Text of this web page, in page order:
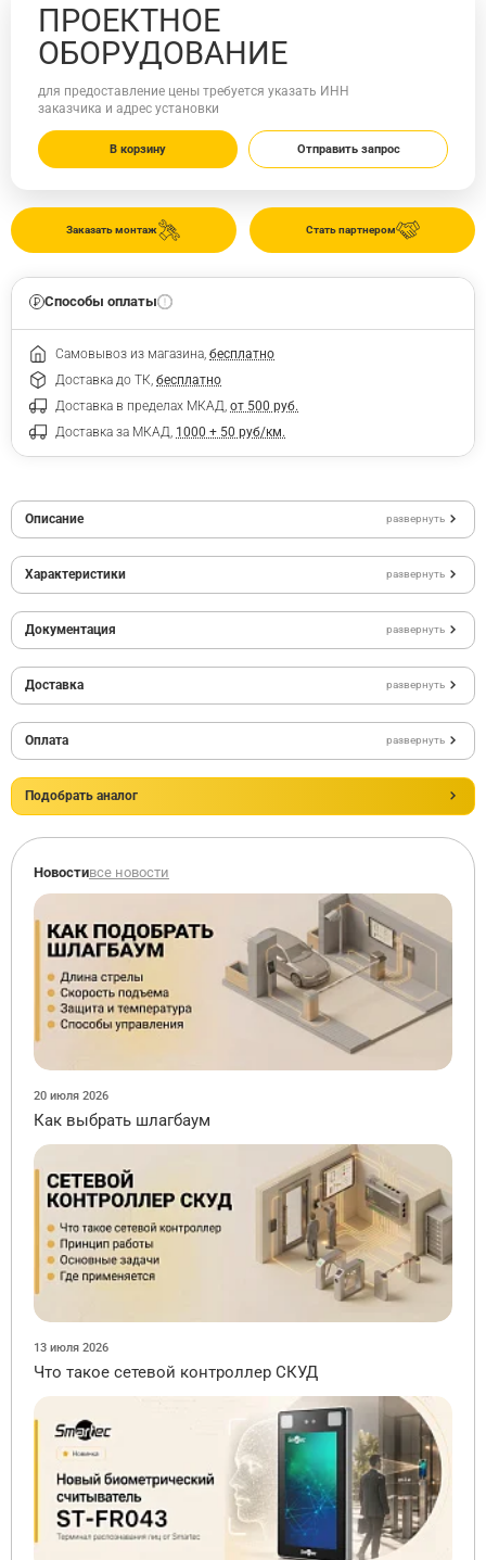
Стать партнером
Заказать монтаж
ПРОЕКТНОЕ
ОБОРУДОВАНИЕ
для предоставление цены требуется указать ИНН
заказчика и адрес установки
В корзину Отправить запрос
Способы оплаты
Самовывоз из магазина, бесплатно
Доставка до ТК, бесплатно
Доставка в пределах МКАД, от 500 руб.
Доставка за МКАД, 1000 + 50 руб/км.
Описание развернуть
Характеристики развернуть
Документация развернуть
Доставка развернуть
Оплата развернуть
Подобрать аналог
Новостивсе новости
20 июля 2026
Как выбрать шлагбаум
13 июля 2026
Что такое сетевой контроллер СКУД